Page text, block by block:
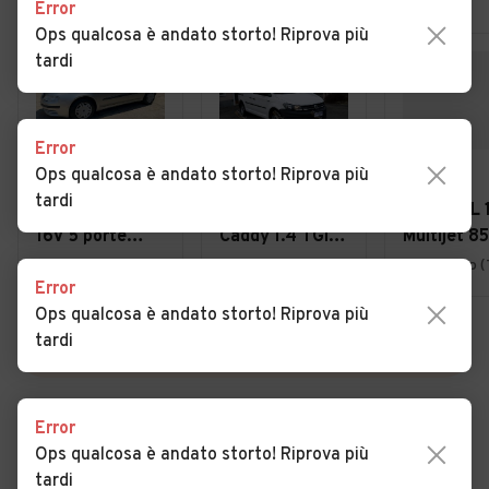
€ 1.990
Fiat Stilo 1.6i
16V 5 porte
Active, IMP.
METANO
€ 11.800
Caddy 1.4 TGI
Furgone
€ 5.000
Fiat 500L
Multijet
Lounge
Conegliano
Cerca altri risultati
Error
Ops qualcosa è andato storto! Riprova più
tardi
Error
Ops qualcosa è andato storto! Riprova più
tardi
Error
Ops qualcosa è andato storto! Riprova più
tardi
Error
Ops qualcosa è andato storto! Riprova più
tardi